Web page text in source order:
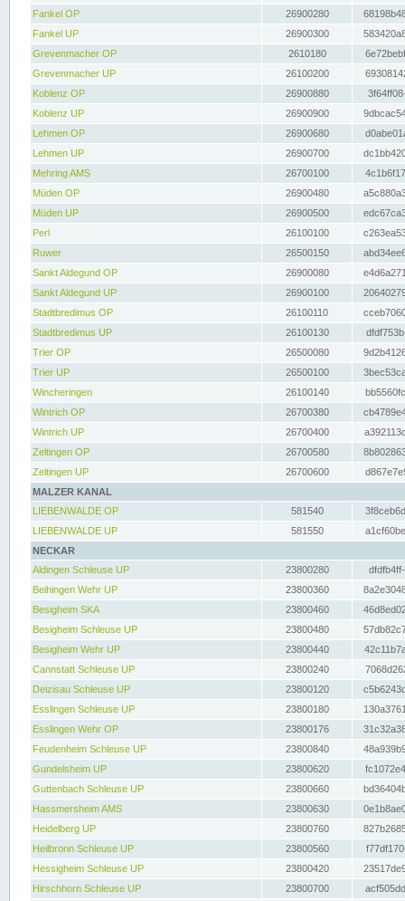
Fankel OP
26900280
Fankel UP
26900300
Grevenmacher OP
2610180
Grevenmacher UP
26100200
Koblenz OP
26900880
Koblenz UP
26900900
Lehmen OP
26900680
Lehmen UP
26900700
Mehring AMS
26700100
Müden OP
26900480
Müden UP
26900500
Perl
26100100
Ruwer
26500150
Sankt Aldegund OP
26900080
Sankt Aldegund UP
26900100
Stadtbredimus OP
26100110
Stadtbredimus UP
26100130
Trier OP
26500080
Trier UP
26500100
Wincheringen
26100140
Wintrich OP
26700380
Wintrich UP
26700400
Zeltingen OP
26700580
Zeltingen UP
26700600
MALZER KANAL
LIEBENWALDE OP
581540
LIEBENWALDE UP
581550
NECKAR
Aldingen Schleuse UP
23800280
Beihingen Wehr UP
23800360
Besigheim SKA
23800460
Besigheim Schleuse UP
23800480
Besigheim Wehr UP
23800440
Cannstatt Schleuse UP
23800240
Deizisau Schleuse UP
23800120
Esslingen Schleuse UP
23800180
Esslingen Wehr OP
23800176
Feudenheim Schleuse UP
23800840
Gundelsheim UP
23800620
Guttenbach Schleuse UP
23800660
Hassmersheim AMS
23800630
Heidelberg UP
23800760
Heilbronn Schleuse UP
23800560
Hessigheim Schleuse UP
23800420
Hirschhorn Schleuse UP
23800700